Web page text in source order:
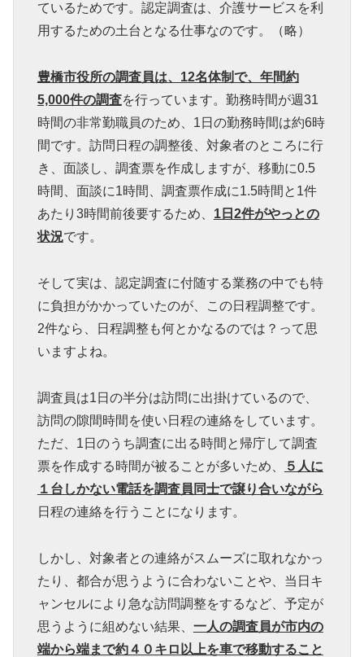
ているためです。認定調査は、介護サービスを利
用するための土台となる仕事なのです。（略）
豊橋市役所の調査員は、12名体制で、年間約
5,000件の調査を行っています。勤務時間が週31
時間の非常勤職員のため、1日の勤務時間は約6時
間です。訪問日程の調整後、対象者のところに行
き、面談し、調査票を作成しますが、移動に0.5
時間、面談に1時間、調査票作成に1.5時間と1件
あたり3時間前後要するため、 1日2件がやっとの
状況です。
そして実は、認定調査に付随する業務の中でも特
に負担がかかっていたのが、この日程調整です。
2件なら、日程調整も何とかなるのでは？って思
いますよね。
調査員は1日の半分は訪問に出掛けているので、
訪問の隙間時間を使い日程の連絡をしています。
ただ、1日のうち調査に出る時間と帰庁して調査
票を作成する時間が被ることが多いため、
５人に
１台しかない電話を調査員同士で譲り合いながら
日程の連絡を行うことになります。
しかし、対象者との連絡がスムーズに取れなかっ
たり、都合が思うように合わないことや、当日キ
ャンセルにより急な訪問調整をするなど、予定が
思うように組めない結果、 一人の調査員が市内の
端から端まで約４０キロ以上を車で移動すること